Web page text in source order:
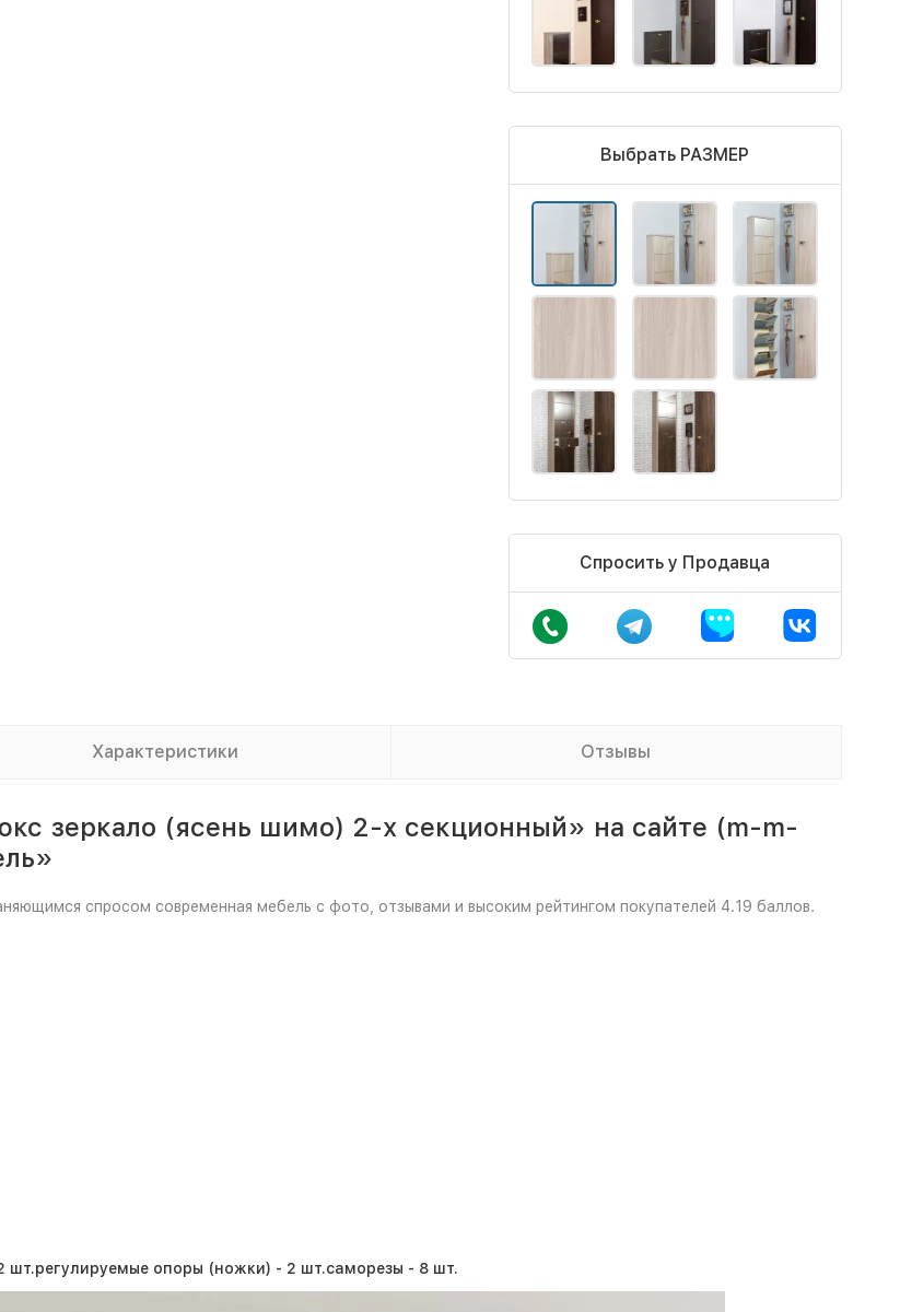
Выбрать РАЗМЕР
Спросить у Продавца
Характеристики Отзывы
зеркало (ясень шимо) 2-х секционный» на сайте (m-m-
спросом современная мебель с фото, отзывами и высоким рейтингом покупателей 4.19 баллов.
шт.регулируемые опоры (ножки) - 2 шт.саморезы - 8 шт.